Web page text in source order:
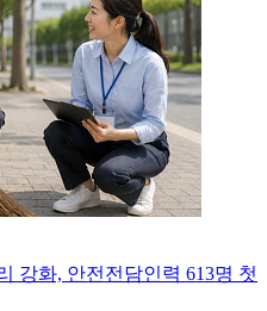
강화, 안전전담인력 613명 첫